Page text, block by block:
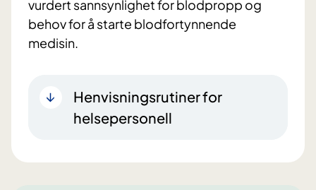
vurdert sannsynlighet for blodpropp og
behov for å starte blodfortynnende
medisin.
Henvisningsrutiner for
helsepersonell